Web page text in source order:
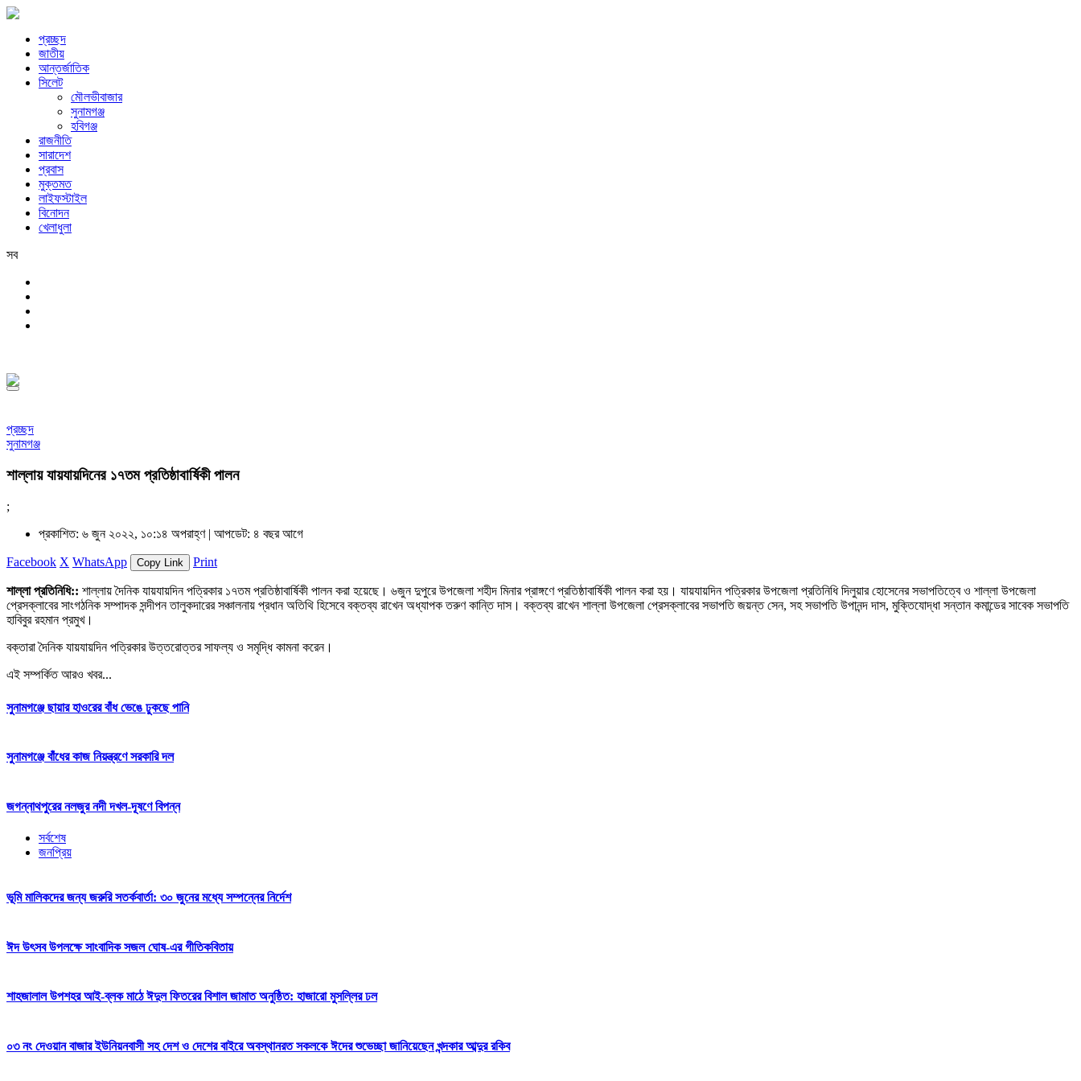
প্রচ্ছদ
জাতীয়
আন্তর্জাতিক
সিলেট
মৌলভীবাজার
সুনামগঞ্জ
হবিগঞ্জ
রাজনীতি
সারাদেশ
প্রবাস
মুক্তমত
লাইফস্টাইল
বিনোদন
খেলাধুলা
সব
প্রচ্ছদ
সুনামগঞ্জ
শাল্লায় যায়যায়দিনের ১৭তম প্রতিষ্ঠাবার্ষিকী পালন
;
প্রকাশিত: ৬ জুন ২০২২, ১০:১৪ অপরাহ্ণ | আপডেট: ৪ বছর আগে
Facebook X WhatsApp Copy Link Print
শাল্লা প্রতিনিধি:: শাল্লায় দৈনিক যায়যায়দিন পত্রিকার ১৭তম প্রতিষ্ঠাবার্ষিকী পালন করা হয়েছে। ৬জুন দুপুরে উপজেলা শহীদ মিনার প্রাঙ্গণে প্রতিষ্ঠাবার্ষিকী পালন করা হয়। যায়যায়দিন পত্রিকার উপজেলা প্রতিনিধি দিলুয়ার হোসেনের সভাপতিত্বে ও শাল্লা উপজেলা
প্রেসক্লাবের সাংগঠনিক সম্পাদক সন্দীপন তালুকদারের সঞ্চালনায় প্রধান অতিথি হিসেবে বক্তব্য রাখেন অধ্যাপক তরুণ কান্তি দাস। বক্তব্য রাখেন শাল্লা উপজেলা প্রেসক্লাবের সভাপতি জয়ন্ত সেন, সহ সভাপতি উপানন্দ দাস, মুক্তিযোদ্ধা সন্তান কমান্ডের সাবেক সভাপতি
হাবিবুর রহমান প্রমুখ।
বক্তারা দৈনিক যায়যায়দিন পত্রিকার উত্তরোত্তর সাফল্য ও সমৃদ্ধি কামনা করেন।
এই সম্পর্কিত আরও খবর...
সুনামগঞ্জে ছায়ার হাওরের বাঁধ ভেঙে ঢুকছে পানি
সুনামগঞ্জে বাঁধের কাজ নিয়ন্ত্রণে সরকারি দল
জগন্নাথপুরের নলজুর নদী দখল-দূষণে বিপন্ন
সর্বশেষ
জনপ্রিয়
ভূমি মালিকদের জন্য জরুরি সতর্কবার্তা: ৩০ জুনের মধ্যে সম্পন্নের নির্দেশ
ঈদ উৎসব উপলক্ষে সাংবাদিক সজল ঘোষ-এর গীতিকবিতায়
শাহজালাল উপশহর আই-ব্লক মাঠে ঈদুল ফিতরের বিশাল জামাত অনুষ্ঠিত: হাজারো মুসল্লির ঢল
০৩ নং দেওয়ান বাজার ইউনিয়নবাসী সহ দেশ ও দেশের বাইরে অবস্থানরত সকলকে ঈদের শুভেচ্ছা জানিয়েছেন খন্দকার আব্দুর রকিব